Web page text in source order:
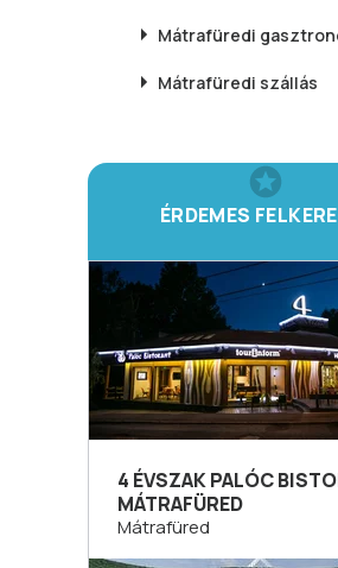
Mátrafüredi
Mátrafüredi szállás
ÉRDEMES
4 ÉVSZAK PALÓC
MÁTRAFÜRED
Mátrafüred